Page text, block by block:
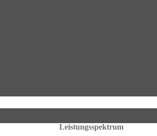
Leistungsspektrum